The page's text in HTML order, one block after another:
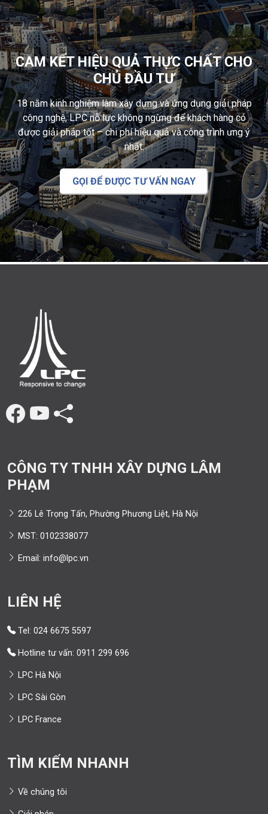
CAM KẾT HIỆU QUẢ THỰC CHẤT CHO
CHỦ ĐẦU TƯ
18 năm kinh nghiệm làm xây dựng và ứng dụng giải pháp
công nghệ, LPC nỗ lực không ngừng để khách hàng có
được giải pháp tốt – chi phí hiệu quả và công trình ưng ý
nhất.
GỌI ĐỂ ĐƯỢC TƯ VẤN NGAY
CÔNG TY TNHH XÂY DỰNG LÂM
PHẠM
226 Lê Trọng Tấn, Phường Phương Liệt, Hà Nội
MST: 0102338077
Email: info@lpc.vn
LIÊN HỆ
Tel: 024 6675 5597
Hotline tư vấn: 0911 299 696
LPC Hà Nội
LPC Sài Gòn
LPC France
TÌM KIẾM NHANH
Về chúng tôi